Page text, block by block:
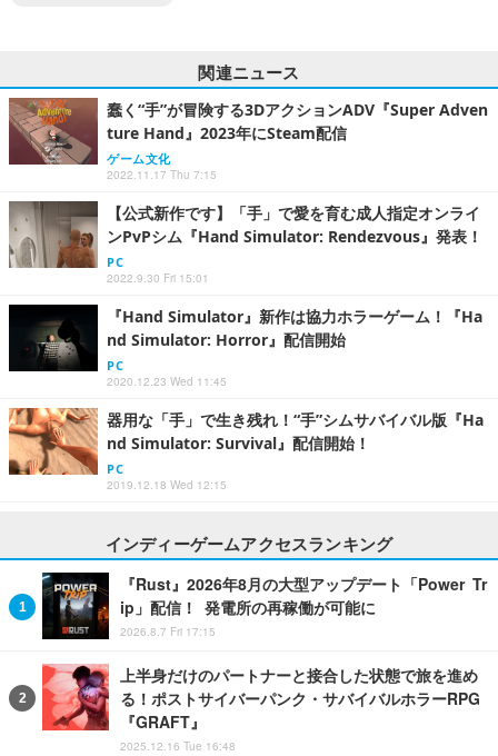
関連ニュース
蠢く“手”が冒険する3DアクションADV『Super Adven
ture Hand』2023年にSteam配信
ゲーム文化
2022.11.17 Thu 7:15
【公式新作です】「手」で愛を育む成人指定オンライ
ンPvPシム『Hand Simulator: Rendezvous』発表！
PC
2022.9.30 Fri 15:01
『Hand Simulator』新作は協力ホラーゲーム！『Ha
nd Simulator: Horror』配信開始
PC
2020.12.23 Wed 11:45
器用な「手」で生き残れ！“手”シムサバイバル版『Ha
nd Simulator: Survival』配信開始！
PC
2019.12.18 Wed 12:15
インディーゲームアクセスランキング
『Rust』2026年8月の大型アップデート「Power Tr
ip」配信！ 発電所の再稼働が可能に
2026.8.7 Fri 17:15
上半身だけのパートナーと接合した状態で旅を進め
る！ポストサイバーパンク・サバイバルホラーRPG
『GRAFT』
2025.12.16 Tue 16:48